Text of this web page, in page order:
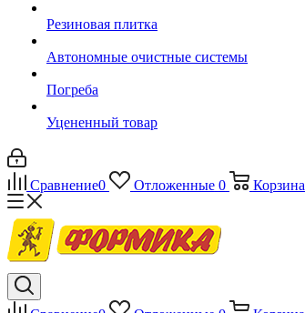
Резиновая плитка
Автономные очистные системы
Погреба
Уцененный товар
Сравнение0 Отложенные 0 Корзина